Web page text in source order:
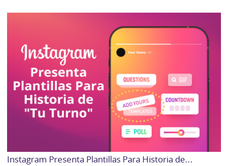
Instagram Presenta Plantillas Para Historia de...